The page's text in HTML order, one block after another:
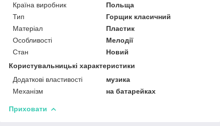
Країна виробник
Польща
Тип
Горщик класичний
Матеріал
Пластик
Особливості
Мелодії
Стан
Новий
Користувальницькі характеристики
Додаткові властивості
музика
Механізм
на батарейках
Приховати